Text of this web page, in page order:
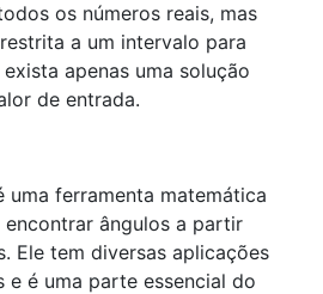
os números reais, mas
a um intervalo para
apenas uma solução
de entrada.
uma ferramenta matemática
ângulos a partir
Ele tem diversas aplicações
e é uma parte essencial do